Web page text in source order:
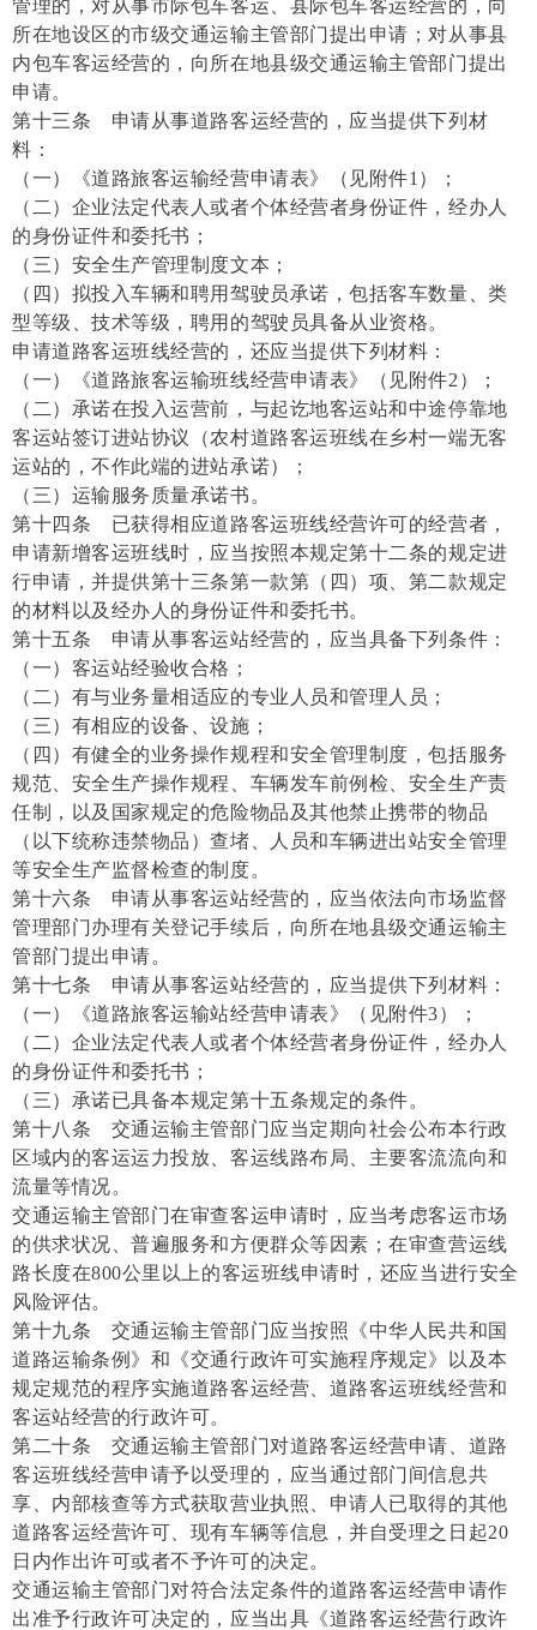
管理的，对从事市际包车客运、县际包车客运经营的，向
所在地设区的市级交通运输主管部门提出申请；对从事县
内包车客运经营的，向所在地县级交通运输主管部门提出
申请。
第十三条 申请从事道路客运经营的，应当提供下列材
料：
（一）《道路旅客运输经营申请表》（见附件1）；
（二）企业法定代表人或者个体经营者身份证件，经办人
的身份证件和委托书；
（三）安全生产管理制度文本；
（四）拟投入车辆和聘用驾驶员承诺，包括客车数量、类
型等级、技术等级，聘用的驾驶员具备从业资格。
申请道路客运班线经营的，还应当提供下列材料：
（一）《道路旅客运输班线经营申请表》（见附件2）；
（二）承诺在投入运营前，与起讫地客运站和中途停靠地
客运站签订进站协议（农村道路客运班线在乡村一端无客
运站的，不作此端的进站承诺）；
（三）运输服务质量承诺书。
第十四条 已获得相应道路客运班线经营许可的经营者，
申请新增客运班线时，应当按照本规定第十二条的规定进
行申请，并提供第十三条第一款第（四）项、第二款规定
的材料以及经办人的身份证件和委托书。
第十五条 申请从事客运站经营的，应当具备下列条件：
（一）客运站经验收合格；
（二）有与业务量相适应的专业人员和管理人员；
（三）有相应的设备、设施；
（四）有健全的业务操作规程和安全管理制度，包括服务
规范、安全生产操作规程、车辆发车前例检、安全生产责
任制，以及国家规定的危险物品及其他禁止携带的物品
（以下统称违禁物品）查堵、人员和车辆进出站安全管理
等安全生产监督检查的制度。
第十六条 申请从事客运站经营的，应当依法向市场监督
管理部门办理有关登记手续后，向所在地县级交通运输主
管部门提出申请。
第十七条 申请从事客运站经营的，应当提供下列材料：
（一）《道路旅客运输站经营申请表》（见附件3）；
（二）企业法定代表人或者个体经营者身份证件，经办人
的身份证件和委托书；
（三）承诺已具备本规定第十五条规定的条件。
第十八条 交通运输主管部门应当定期向社会公布本行政
区域内的客运运力投放、客运线路布局、主要客流流向和
流量等情况。
交通运输主管部门在审查客运申请时，应当考虑客运市场
的供求状况、普遍服务和方便群众等因素；在审查营运线
路长度在800公里以上的客运班线申请时，还应当进行安全
风险评估。
第十九条 交通运输主管部门应当按照《中华人民共和国
道路运输条例》和《交通行政许可实施程序规定》以及本
规定规范的程序实施道路客运经营、道路客运班线经营和
客运站经营的行政许可。
第二十条 交通运输主管部门对道路客运经营申请、道路
客运班线经营申请予以受理的，应当通过部门间信息共
享、内部核查等方式获取营业执照、申请人已取得的其他
道路客运经营许可、现有车辆等信息，并自受理之日起20
日内作出许可或者不予许可的决定。
交通运输主管部门对符合法定条件的道路客运经营申请作
出准予行政许可决定的，应当出具《道路客运经营行政许